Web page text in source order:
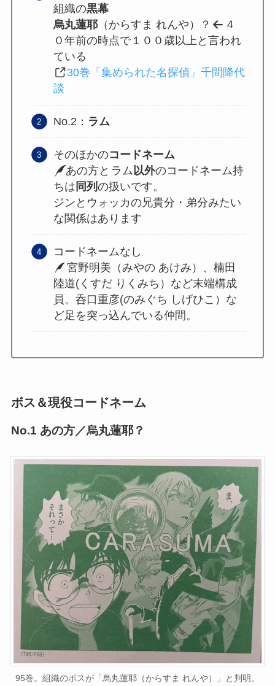
組織の黒幕
烏丸蓮耶 （からすま れんや）？
４
０年前の時点で１００歳以上と言われ
ている
30巻「集められた名探偵」千間降代
談
No.2： ラム
そのほかのコードネーム
あの方と ラム 以外のコードネーム持
ちは 同列の扱いです。
ジンとウォッカの兄貴分・弟分みたい
な関係はあります
コードネームなし
宮野明美（みやの あけみ）、楠田
陸道(くすだ りくみち）など末端構成
員。呑口重彦(のみぐち しげひこ）な
ど足を突っ込んでいる仲間。
ボス＆現役コードネーム
No.1 あの方／烏丸蓮耶？
95巻。組織のボスが「烏丸蓮耶（からすま れんや）」と判明。